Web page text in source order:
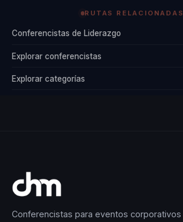
RUTAS RELACIONADAS
Conferencistas de Liderazgo
Explorar conferencistas
Explorar categorías
Conferencistas para eventos corporativos